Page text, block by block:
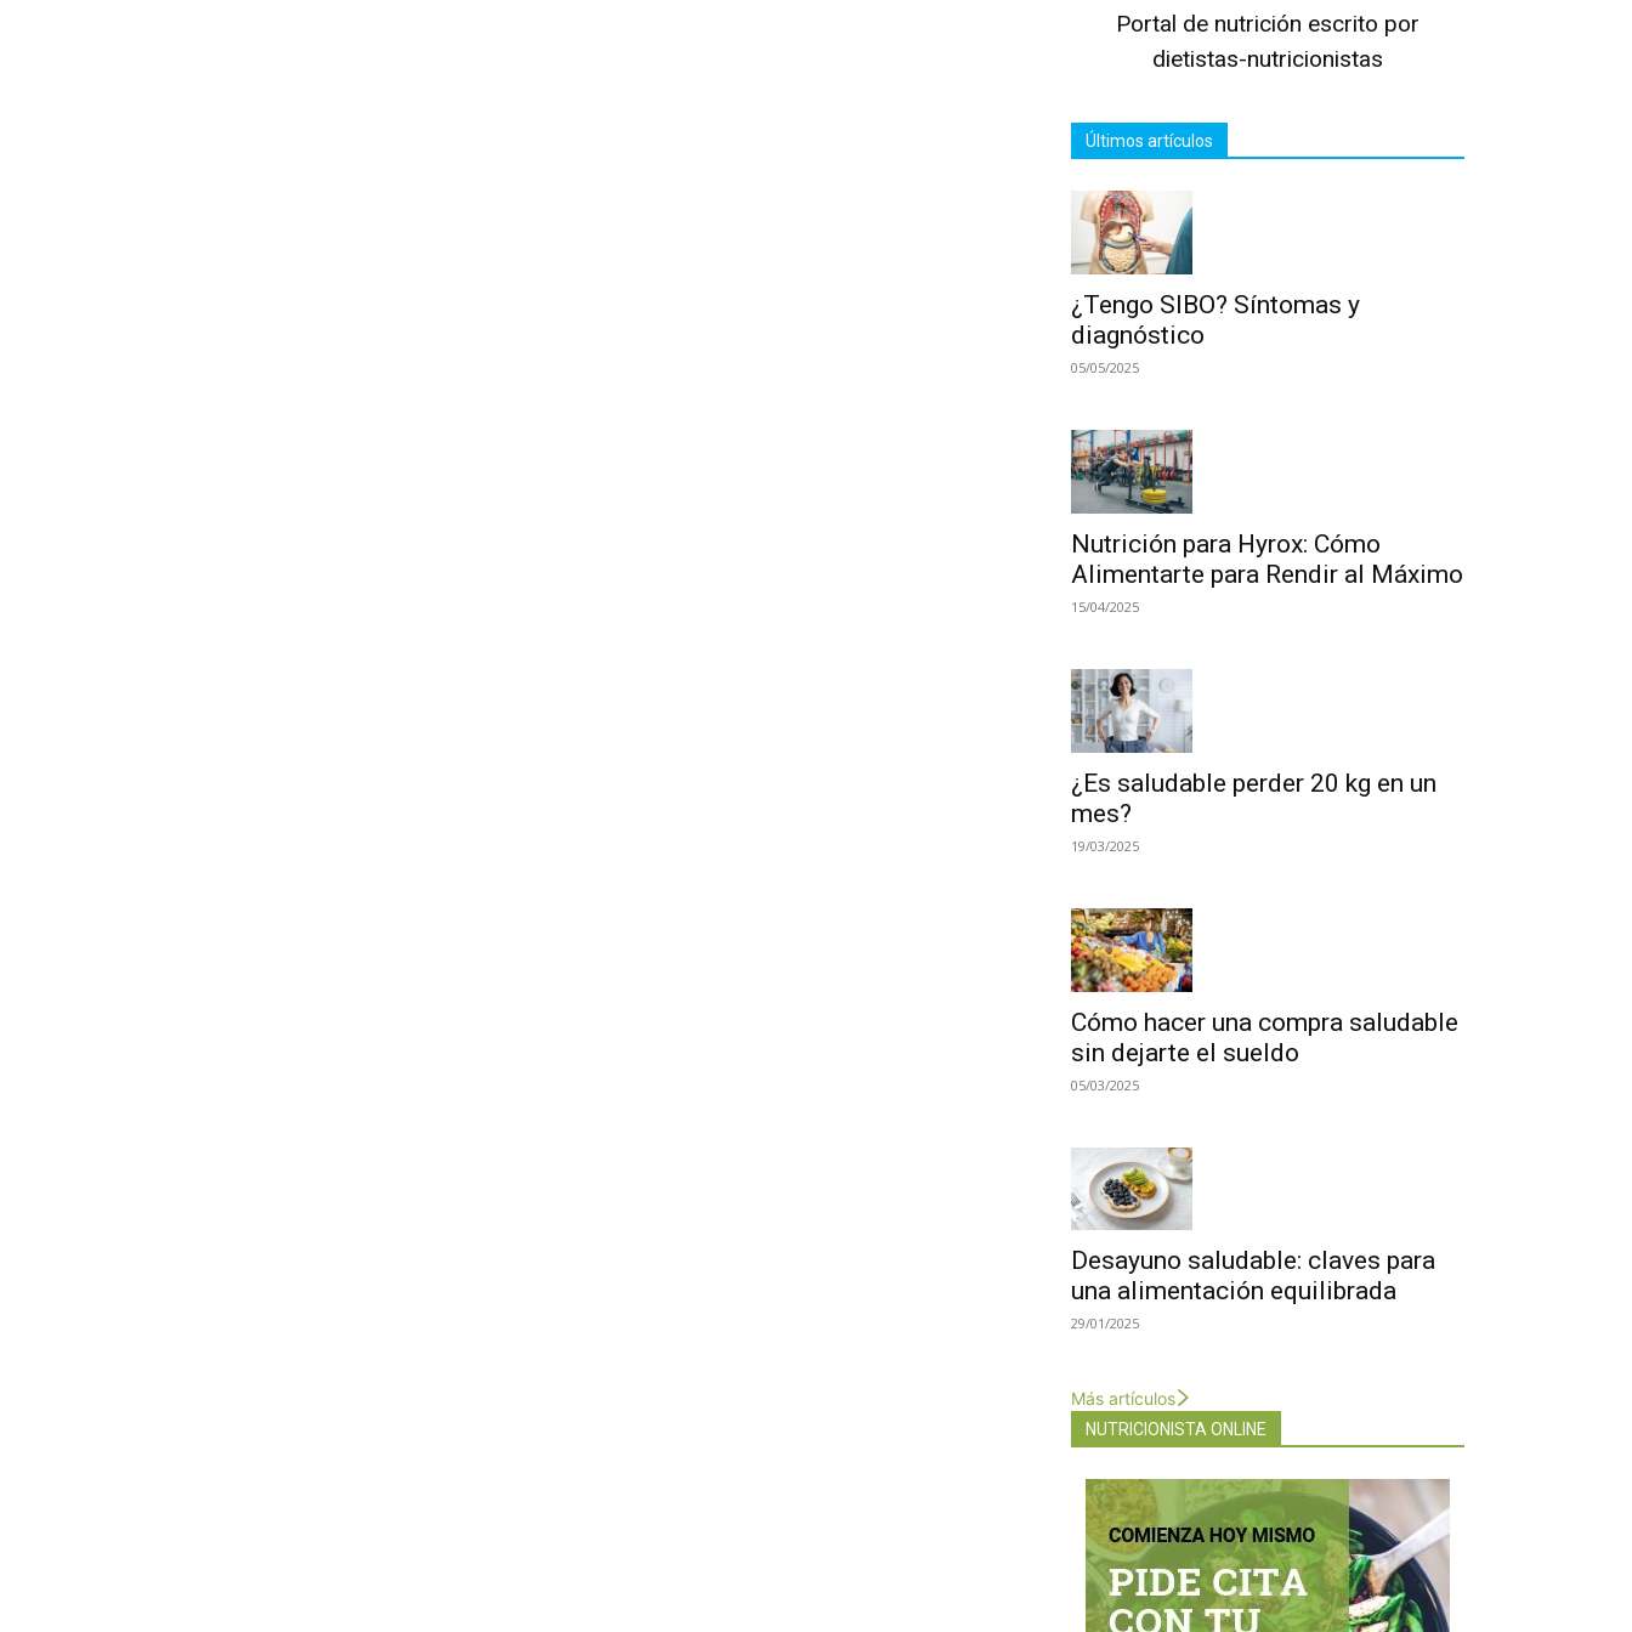
Portal de nutrición escrito por
dietistas-nutricionistas
Últimos artículos
¿Tengo SIBO? Síntomas y
diagnóstico
05/05/2025
Nutrición para Hyrox: Cómo
Alimentarte para Rendir al Máximo
15/04/2025
¿Es saludable perder 20 kg en un
mes?
19/03/2025
Cómo hacer una compra saludable
sin dejarte el sueldo
05/03/2025
Desayuno saludable: claves para
una alimentación equilibrada
29/01/2025
Más artículos
NUTRICIONISTA ONLINE